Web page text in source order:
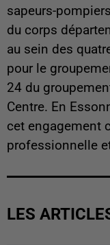
sapeurs-
du corps
au sein des
pour le
24 du
Centre. En
cet engagement
professionnelle
LES